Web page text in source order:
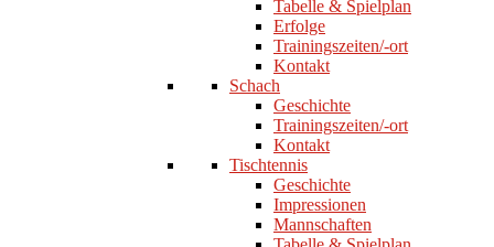
Tabelle & Spielplan
Erfolge
Trainingszeiten/-ort
Kontakt
Schach
Geschichte
Trainingszeiten/-ort
Kontakt
Tischtennis
Geschichte
Impressionen
Mannschaften